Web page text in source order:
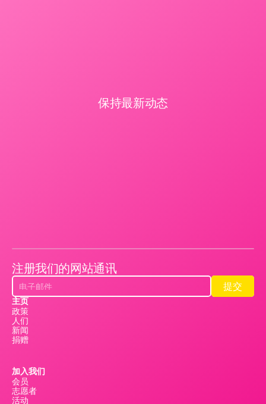
保持最新动态
注册我们的网站通讯
提交
提交
主页
政策
人们
新闻
捐赠
加入我们
会员
志愿者
活动